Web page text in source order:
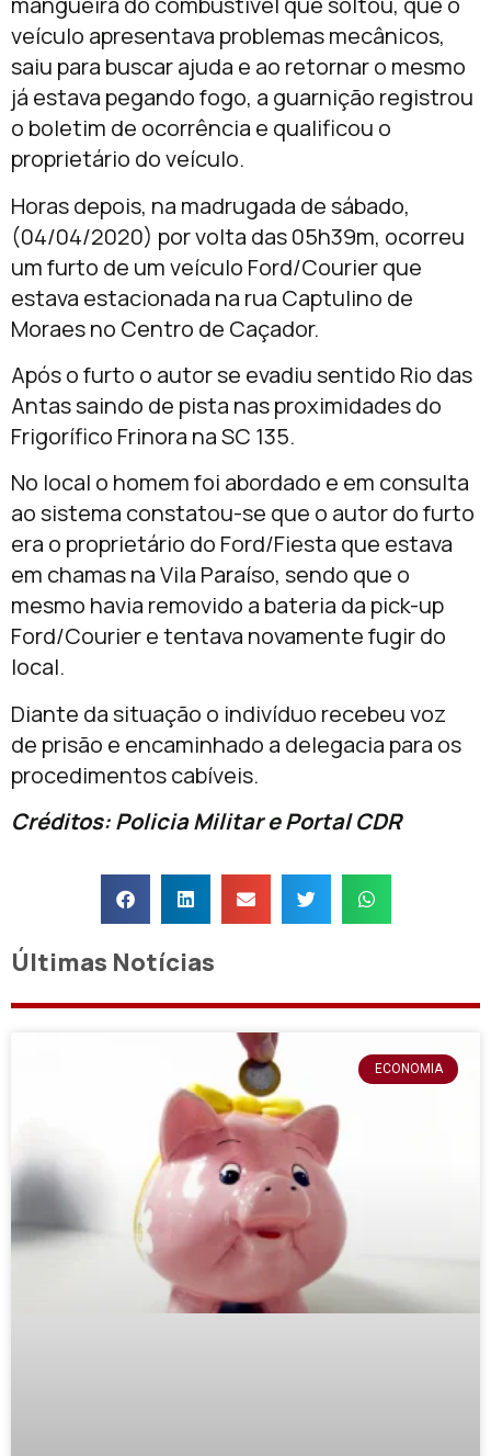
veículo apresentava problemas mecânicos,
saiu para buscar ajuda e ao retornar o mesmo
já estava pegando fogo, a guarnição registrou
o boletim de ocorrência e qualificou o
proprietário do veículo.
Horas depois, na madrugada de sábado,
(04/04/2020) por volta das 05h39m, ocorreu
um furto de um veículo Ford/Courier que
estava estacionada na rua Captulino de
Moraes no Centro de Caçador.
Após o furto o autor se evadiu sentido Rio das
Antas saindo de pista nas proximidades do
Frigorífico Frinora na SC 135.
No local o homem foi abordado e em consulta
ao sistema constatou-se que o autor do furto
era o proprietário do Ford/Fiesta que estava
em chamas na Vila Paraíso, sendo que o
mesmo havia removido a bateria da pick-up
Ford/Courier e tentava novamente fugir do
local.
Diante da situação o indivíduo recebeu voz
de prisão e encaminhado a delegacia para os
procedimentos cabíveis.
Créditos: Policia Militar e Portal CDR
Últimas Notícias
ECONOMIA